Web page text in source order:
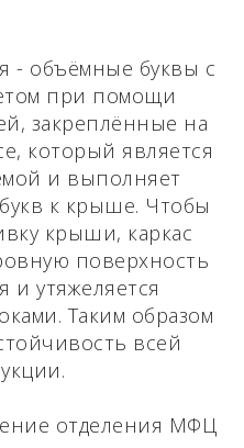
- объёмные буквы с
при помощи
закреплённые на
который является
и выполняет
к крыше. Чтобы
крыши, каркас
поверхность
и утяжеляется
Таким образом
всей
отделения МФЦ